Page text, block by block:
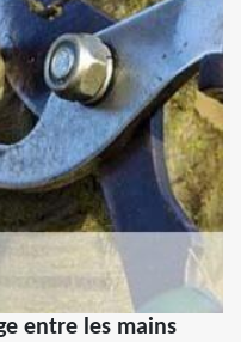
entre les mains